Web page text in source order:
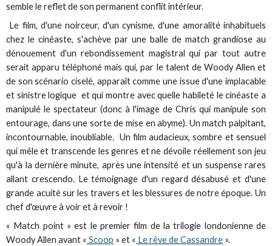
semble le reflet de son permanent conflit intérieur.
Le film, d'une noirceur, d'un cynisme, d'une amoralité inhabituels
chez le cinéaste, s'achève par une balle de match grandiose au
dénouement d'un rebondissement magistral qui par tout autre
serait apparu téléphoné mais qui, par le talent de Woody Allen et
de son scénario ciselé, apparaît comme une issue d'une implacable
et sinistre logique et qui montre avec quelle habileté le cinéaste a
manipulé le spectateur (donc à l'image de Chris qui manipule son
entourage, dans une sorte de mise en abyme). Un match palpitant,
incontournable, inoubliable. Un film audacieux, sombre et sensuel
qui mêle et transcende les genres et ne dévoile réellement son jeu
qu'à la dernière minute, après une intensité et un suspense rares
allant crescendo. Le témoignage d'un regard désabusé et d'une
grande acuité sur les travers et les blessures de notre époque. Un
chef d'œuvre à voir et à revoir !
« Match point » est le premier film de la trilogie londonienne de
Woody Allen avant « Scoop » et « Le rêve de Cassandre ».